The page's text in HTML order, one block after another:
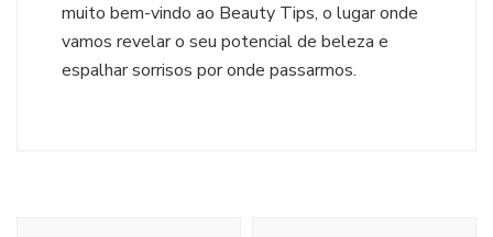
muito bem-vindo ao Beauty Tips, o lugar onde
vamos revelar o seu potencial de beleza e
espalhar sorrisos por onde passarmos.